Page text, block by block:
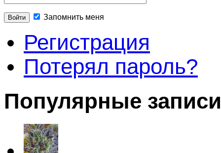
Запомнить меня
Регистрация
Потерял пароль?
Популярные записи